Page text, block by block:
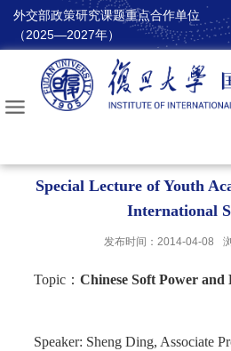
外交部政策研究课题重点合作单位
（2025—2027年）
Special Lecture of Youth
International
发布时间：2014-04-08
Topic ： Chinese Soft Power
Speaker: Sheng Ding, Associate